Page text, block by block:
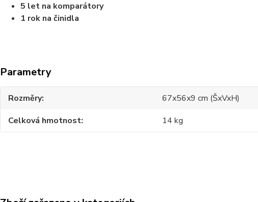
5 let na komparátory
1 rok na činidla
Parametry
Rozměry
67x56x9 cm (ŠxVxH)
Celková hmotnost
14 kg